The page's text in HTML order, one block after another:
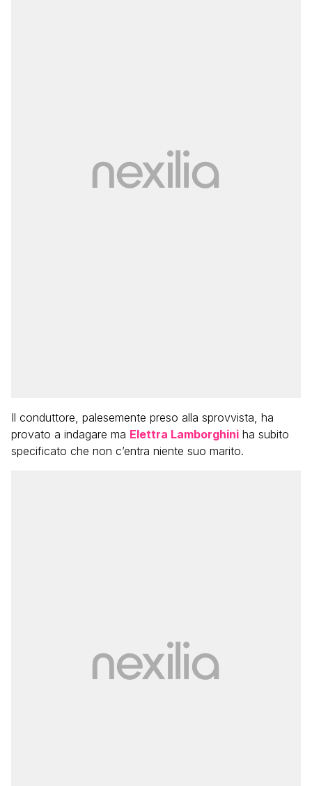
Il conduttore, palesemente preso alla sprovvista, ha
provato a indagare ma Elettra Lamborghini ha subito
specificato che non c’entra niente suo marito.